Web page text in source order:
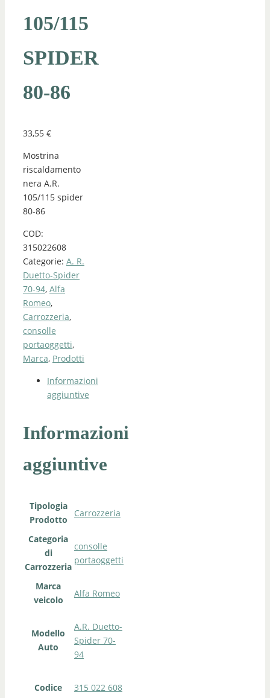
105/115
SPIDER
80-86
33,55 €
Mostrina
riscaldamento
nera A.R.
105/115 spider
80-86
COD:
315022608
Categorie: A. R.
Duetto-Spider
70-94, Alfa
Romeo,
Carrozzeria,
consolle
portaoggetti,
Marca, Prodotti
Informazioni
aggiuntive
Informazioni
aggiuntive
Tipologia
Prodotto
Carrozzeria
Categoria
di
Carrozzeria
consolle
portaoggetti
Marca
veicolo
Alfa Romeo
Modello
Auto
A.R. Duetto-
Spider 70-
94
Codice 315 022 608